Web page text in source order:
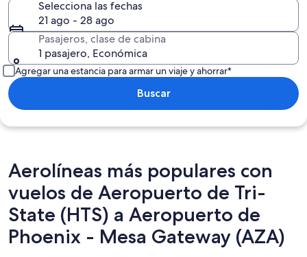
Selecciona las fechas
21 ago - 28 ago
Pasajeros, clase de cabina
1 pasajero, Económica
Agregar una estancia para armar un viaje y ahorrar*
Buscar
Aerolíneas más populares con
vuelos de Aeropuerto de Tri-
State (HTS) a Aeropuerto de
Phoenix - Mesa Gateway (AZA)